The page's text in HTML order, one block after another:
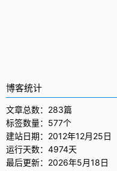
博客统计
文章总数：283篇
标签数量：577个
建站日期：2012年12月25日
运行天数：4974天
最后更新：2026年5月18日